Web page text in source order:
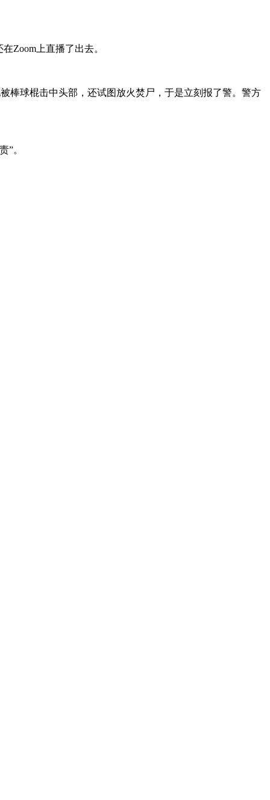
Zoom上直播了出去。
棒球棍击中头部，还试图放火焚尸，于是立刻报了警。警方
”。